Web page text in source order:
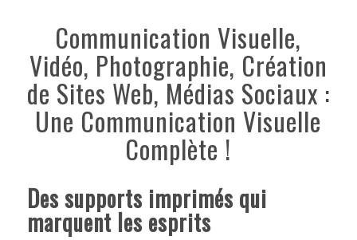
Communication Visuelle,
Vidéo, Photographie, Création
de Sites Web, Médias Sociaux :
Une Communication Visuelle
Complète !
Des supports imprimés qui
marquent les esprits